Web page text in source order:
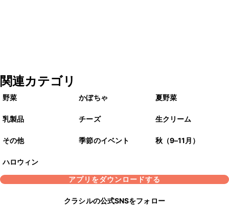
関連カテゴリ
野菜 かぼちゃ 夏野菜
乳製品 チーズ 生クリーム
その他 季節のイベント 秋（9–11月）
ハロウィン
アプリをダウンロードする
クラシルの公式SNSをフォロー